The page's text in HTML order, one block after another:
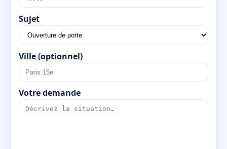
Sujet
Ville (optionnel)
Votre demande